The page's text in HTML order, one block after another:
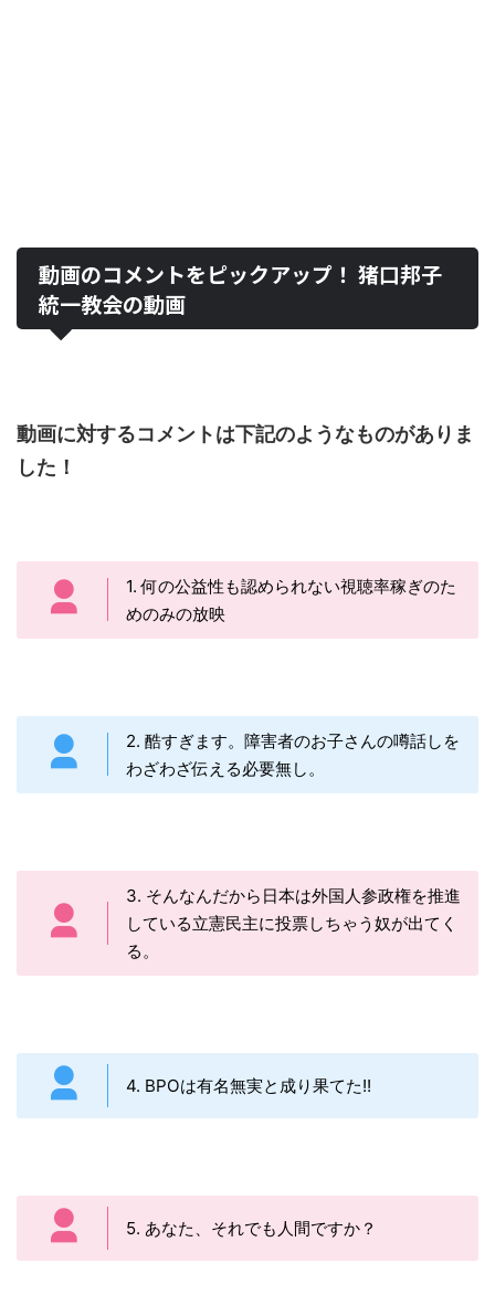
動画のコメントをピックアップ！ 猪口邦子
統一教会の動画
動画に対するコメントは下記のようなものがありま
した！
1. 何の公益性も認められない視聴率稼ぎのた
めのみの放映
2. 酷すぎます。障害者のお子さんの噂話しを
わざわざ伝える必要無し。
3. そんなんだから日本は外国人参政権を推進
している立憲民主に投票しちゃう奴が出てく
る。
4. BPOは有名無実と成り果てた!!
5. あなた、それでも人間ですか？